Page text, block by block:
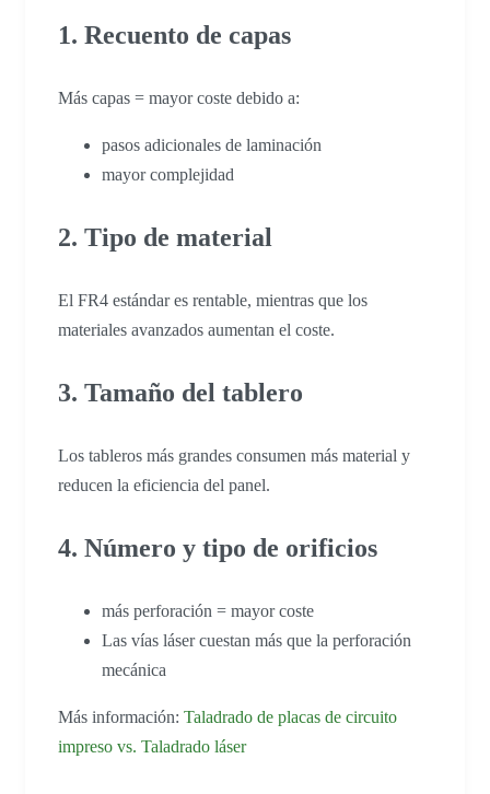
1. Recuento de capas
Más capas = mayor coste debido a:
pasos adicionales de laminación
mayor complejidad
2. Tipo de material
El FR4 estándar es rentable, mientras que los
materiales avanzados aumentan el coste.
3. Tamaño del tablero
Los tableros más grandes consumen más material y
reducen la eficiencia del panel.
4. Número y tipo de orificios
más perforación = mayor coste
Las vías láser cuestan más que la perforación
mecánica
Más información: Taladrado de placas de circuito
impreso vs. Taladrado láser